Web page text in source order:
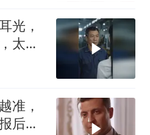
光，
太解
准，
后，